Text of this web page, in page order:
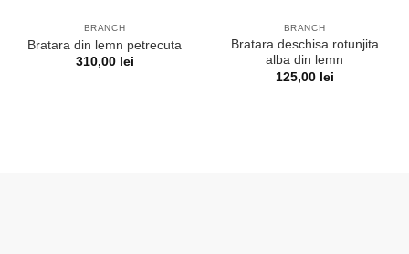
BRANCH
Bratara din lemn petrecuta
310,00 lei
BRANCH
Bratara deschisa rotunjita
alba din lemn
125,00 lei